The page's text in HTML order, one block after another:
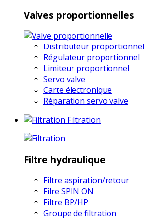
Valves proportionnelles
Distributeur proportionnel
Régulateur proportionnel
Limiteur proportionnel
Servo valve
Carte électronique
Réparation servo valve
Filtration
Filtre hydraulique
Filtre aspiration/retour
Filre SPIN ON
Filtre BP/HP
Groupe de filtration